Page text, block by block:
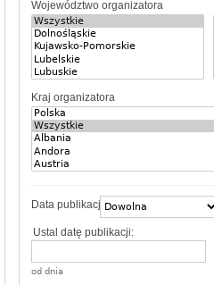
Województwo organizatora
Kraj organizatora
Data publikacji
Ustal datę publikacji:
od dnia